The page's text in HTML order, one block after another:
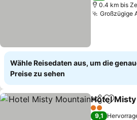
0.4 km bis
Großzügige
Wähle Reisedaten aus, um die
Preise zu sehen
TeilenZu
Hotel
2 Sterne
9,1